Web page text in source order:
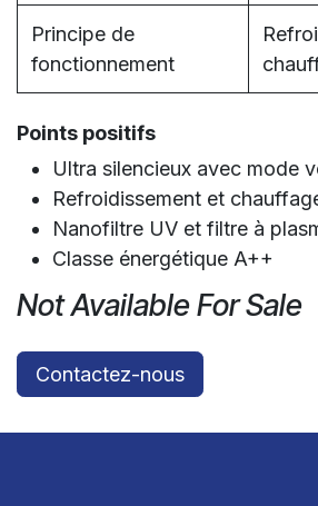
Principe de
fonctionnement
Points positifs
Ultra silencieux avec mode
Refroidissement et
Nanofiltre UV et filtre à
Classe énergétique A++
Not Available For Sale
Contactez-nous